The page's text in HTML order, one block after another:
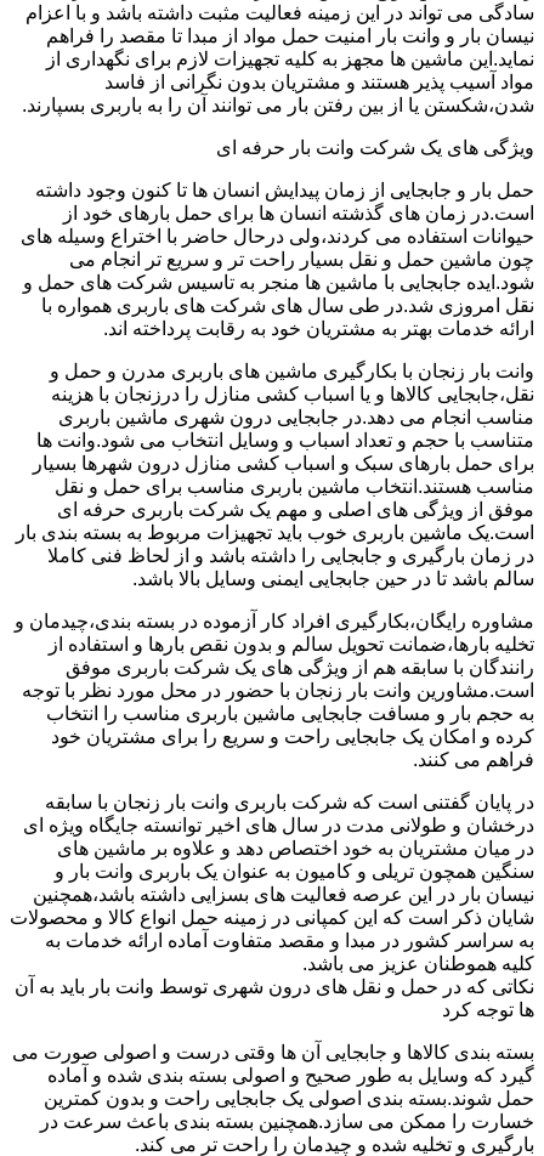
سادگی می تواند در این زمینه فعالیت مثبت داشته باشد و با اعزام
نیسان بار و وانت بار امنیت حمل مواد از مبدا تا مقصد را فراهم
نماید.این ماشین ها مجهز به کلیه تجهیزات لازم برای نگهداری از
مواد آسیب پذیر هستند و مشتریان بدون نگرانی از فاسد
شدن،شکستن یا از بین رفتن بار می توانند آن را به باربری بسپارند.
ویژگی های یک شرکت وانت بار حرفه ای
حمل بار و جابجایی از زمان پیدایش انسان ها تا کنون وجود داشته
است.در زمان های گذشته انسان ها برای حمل بارهای خود از
حیوانات استفاده می کردند،ولی درحال حاضر با اختراع وسیله های
چون ماشین حمل و نقل بسیار راحت تر و سریع تر انجام می
شود.ایده جابجایی با ماشین ها منجر به تاسیس شرکت های حمل و
نقل امروزی شد.در طی سال های شرکت های باربری همواره با
ارائه خدمات بهتر به مشتریان خود به رقابت پرداخته اند.
وانت بار زنجان با بکارگیری ماشین های باربری مدرن و حمل و
نقل،جابجایی کالاها و یا اسباب کشی منازل را درزنجان با هزینه
مناسب انجام می دهد.در جابجایی درون شهری ماشین باربری
متناسب با حجم و تعداد اسباب و وسایل انتخاب می شود.وانت ها
برای حمل بارهای سبک و اسباب کشی منازل درون شهرها بسیار
مناسب هستند.انتخاب ماشین باربری مناسب برای حمل و نقل
موفق از ویژگی های اصلی و مهم یک شرکت باربری حرفه ای
است.یک ماشین باربری خوب باید تجهیزات مربوط به بسته بندی بار
در زمان بارگیری و جابجایی را داشته باشد و از لحاظ فنی کاملا
سالم باشد تا در حین جابجایی ایمنی وسایل بالا باشد.
مشاوره رایگان،بکارگیری افراد کار آزموده در بسته بندی،چیدمان و
تخلیه بارها،ضمانت تحویل سالم و بدون نقص بارها و استفاده از
رانندگان با سابقه هم از ویژگی های یک شرکت باربری موفق
است.مشاورین وانت بار زنجان با حضور در محل مورد نظر با توجه
به حجم بار و مسافت جابجایی ماشین باربری مناسب را انتخاب
کرده و امکان یک جابجایی راحت و سریع را برای مشتریان خود
فراهم می کنند.
در پایان گفتنی است که شرکت باربری وانت بار زنجان با سابقه
درخشان و طولانی مدت در سال های اخیر توانسته جایگاه ویژه ای
در میان مشتریان به خود اختصاص دهد و علاوه بر ماشین های
سنگین همچون تریلی و کامیون به عنوان یک باربری وانت بار و
نیسان بار در این عرصه فعالیت های بسزایی داشته باشد،همچنین
شایان ذکر است که این کمپانی در زمینه حمل انواع کالا و محصولات
به سراسر کشور در مبدا و مقصد متفاوت آماده ارائه خدمات به
کلیه هموطنان عزیز می باشد.
نکاتی که در حمل و نقل های درون شهری توسط وانت بار باید به آن
ها توجه کرد
بسته بندی کالاها و جابجایی آن ها وقتی درست و اصولی صورت می
گیرد که وسایل به طور صحیح و اصولی بسته بندی شده و آماده
حمل شوند.بسته بندی اصولی یک جابجایی راحت و بدون کمترین
خسارت را ممکن می سازد.همچنین بسته بندی باعث سرعت در
بارگیری و تخلیه شده و چیدمان را راحت تر می کند.